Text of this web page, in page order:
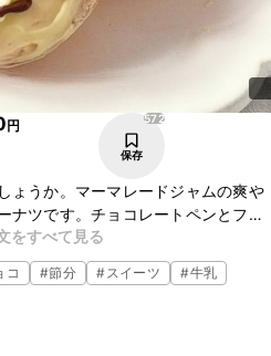
円
572
保存
ょうか。マーマレードジャムの爽や
ナツです。チョコレートペンとフ
レーションをすることで見た目も可
試しくださいね。
をすべて見る
コ #節分 #スイーツ #牛乳